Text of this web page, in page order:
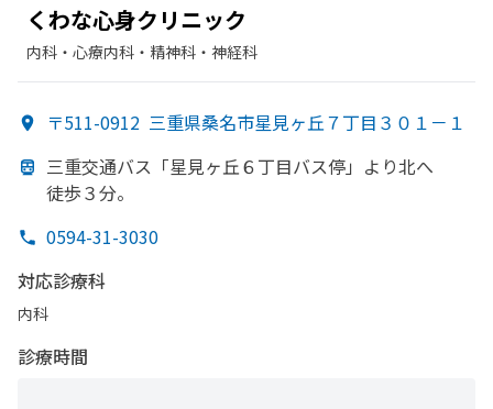
くわな心身クリニック
内科・​心療内科・​精神科・神経科
〒511-0912 三重県桑名市星見ヶ丘７丁目３０１－１
三重交通バス「星見ヶ丘６丁目バス停」より北へ
徒歩３分。
0594-31-3030
対応診療科
内科
診療時間